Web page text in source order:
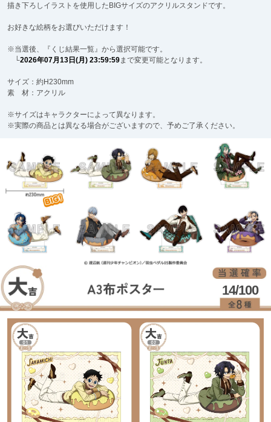
描き下ろしイラストを使用したBIGサイズのアクリルスタンドです。
お好きな絵柄をお選びいただけます！
※当選後、『くじ結果一覧』から選択可能です。
└2026年07月13日(月) 23:59:59まで変更可能となります。
サイズ：約H230mm
素 材：アクリル
※サイズはキャラクターによって異なります。
※実際の商品とは異なる場合がございますので、予めご了承ください。
14/100